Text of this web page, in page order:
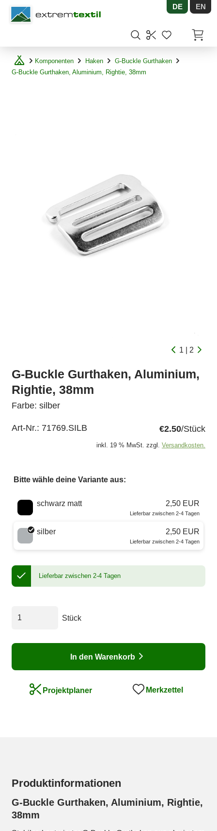
Shopware DE EN
Komponenten Haken
G-Buckle Gurthaken
G-Buckle Gurthaken, Aluminium, Rightie, 38mm
1 | 2
G-Buckle Gurthaken, Aluminium,
Rightie, 38mm
Farbe: silber
Art-Nr.: 71769.SILB €2.50/Stück
inkl. 19 % MwSt. zzgl. Versandkosten.
Bitte wähle deine Variante aus:
Wähle eine Farbe
schwarz matt 2,50 EUR
Lieferbar zwischen 2-4 Tagen
silber 2,50 EUR
Lieferbar zwischen 2-4 Tagen
Lieferbar zwischen 2-4 Tagen
Stück
In den Warenkorb
Projektplaner Merkzettel
Produktinformationen
G-Buckle Gurthaken, Aluminium, Rightie,
38mm